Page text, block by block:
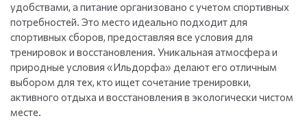
удобствами, а питание организовано с учетом спортивных
потребностей. Это место идеально подходит для
спортивных сборов, предоставляя все условия для
тренировок и восстановления. Уникальная атмосфера и
природные условия «Ильдорфа» делают его отличным
выбором для тех, кто ищет сочетание тренировки,
активного отдыха и восстановления в экологически чистом
месте.